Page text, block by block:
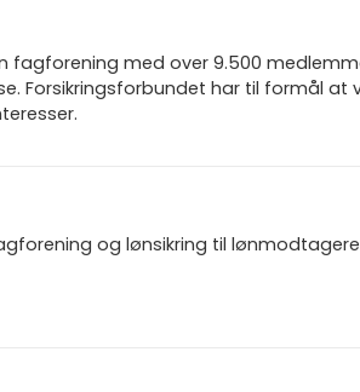
fagforening med over 9.500
Forsikringsforbundet har til formål
og lønsikring til